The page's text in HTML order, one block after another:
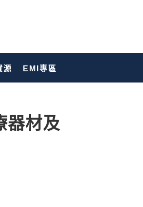
源 EMI專區
器材及